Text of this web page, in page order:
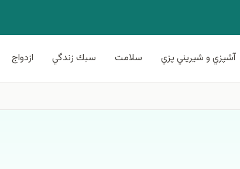
آشپزي و شيريني پزي سلامت سبك زندگي ازدواج